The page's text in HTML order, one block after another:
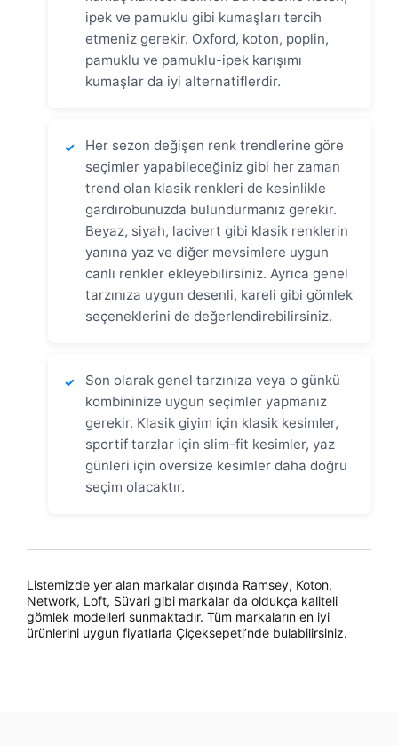
ipek ve pamuklu gibi kumaşları tercih
etmeniz gerekir. Oxford, koton, poplin,
pamuklu ve pamuklu-ipek karışımı
kumaşlar da iyi alternatiflerdir.
✓
Her sezon değişen renk trendlerine göre
seçimler yapabileceğiniz gibi her zaman
trend olan klasik renkleri de kesinlikle
gardırobunuzda bulundurmanız gerekir.
Beyaz, siyah, lacivert gibi klasik renklerin
yanına yaz ve diğer mevsimlere uygun
canlı renkler ekleyebilirsiniz. Ayrıca genel
tarzınıza uygun desenli, kareli gibi gömlek
seçeneklerini de değerlendirebilirsiniz.
✓
Son olarak genel tarzınıza veya o günkü
kombininize uygun seçimler yapmanız
gerekir. Klasik giyim için klasik kesimler,
sportif tarzlar için slim-fit kesimler, yaz
günleri için oversize kesimler daha doğru
seçim olacaktır.
Listemizde yer alan markalar dışında Ramsey, Koton,
Network, Loft, Süvari gibi markalar da oldukça kaliteli
gömlek modelleri sunmaktadır. Tüm markaların en iyi
ürünlerini uygun fiyatlarla Çiçeksepeti’nde bulabilirsiniz.